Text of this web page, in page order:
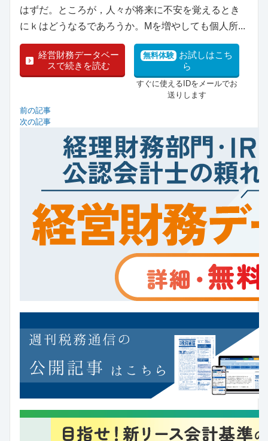
はずだ。ところが，人々が将来に不安を覚えるとき
にｋはどうなるであろうか。Mを増やしても個人所...
経営財務データベー
スで続きを読む
無料体験 お試しはこち
ら
すぐに使えるIDをメールでお
送りします
前の記事
次の記事